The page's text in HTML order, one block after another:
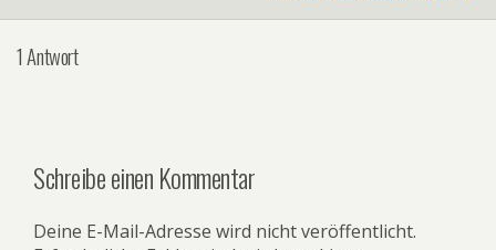
1 Antwort
Schreibe einen Kommentar
Deine E-Mail-Adresse wird nicht veröffentlicht.